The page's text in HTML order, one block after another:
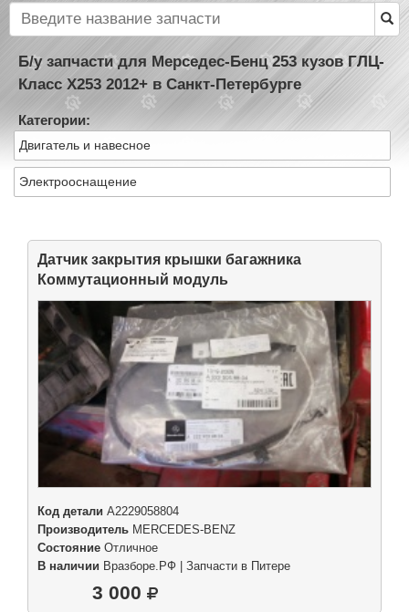
Б/у запчасти для Мерседес-Бенц 253 кузов ГЛЦ-
Класс Х253 2012+ в Санкт-Петербурге
Категории:
Двигатель и навесное
Электрооснащение
Датчик закрытия крышки багажника
Коммутационный модуль
Код детали A2229058804
Производитель MERCEDES-BENZ
Состояние Отличное
В наличии Вразборе.РФ | Запчасти в Питере
3 000